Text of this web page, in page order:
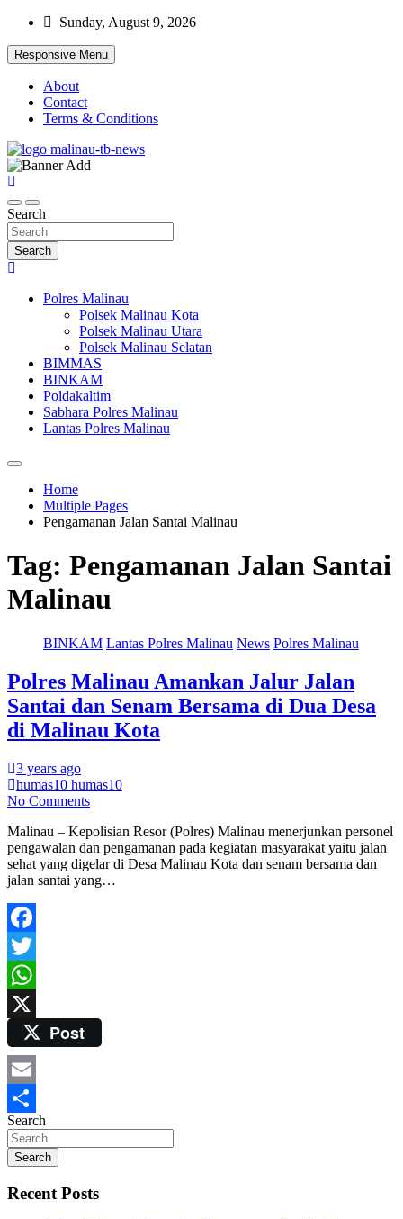
Skip
content
Sunday, August 9, 2026
Responsive Menu
About
Contact
Terms & Conditions
Pelangiresmalinau.com
Beranda Warta Bhayangkara
Search
Search
Polres Malinau
Polsek Malinau Kota
Polsek Malinau Utara
Polsek Malinau Selatan
BIMMAS
BINKAM
Poldakaltim
Sabhara Polres Malinau
Lantas Polres Malinau
Home
Multiple Pages
Pengamanan Jalan Santai Malinau
Tag: Pengamanan Jalan Santai
Malinau
BINKAM Lantas Polres Malinau News Polres Malinau
Polres Malinau Amankan Jalur Jalan
Santai dan Senam Bersama di Dua Desa
di Malinau Kota
3 years ago
humas10 humas10
No Comments
Malinau – Kepolisian Resor (Polres) Malinau menerjunkan personel
pengawalan dan pengamanan pada kegiatan masyarakat yaitu jalan
sehat yang digelar di Desa Malinau Kota dan senam bersama dan
jalan santai yang…
Facebook
Twitter
WhatsApp
Post
Email
Share
Search
Search
Recent Posts